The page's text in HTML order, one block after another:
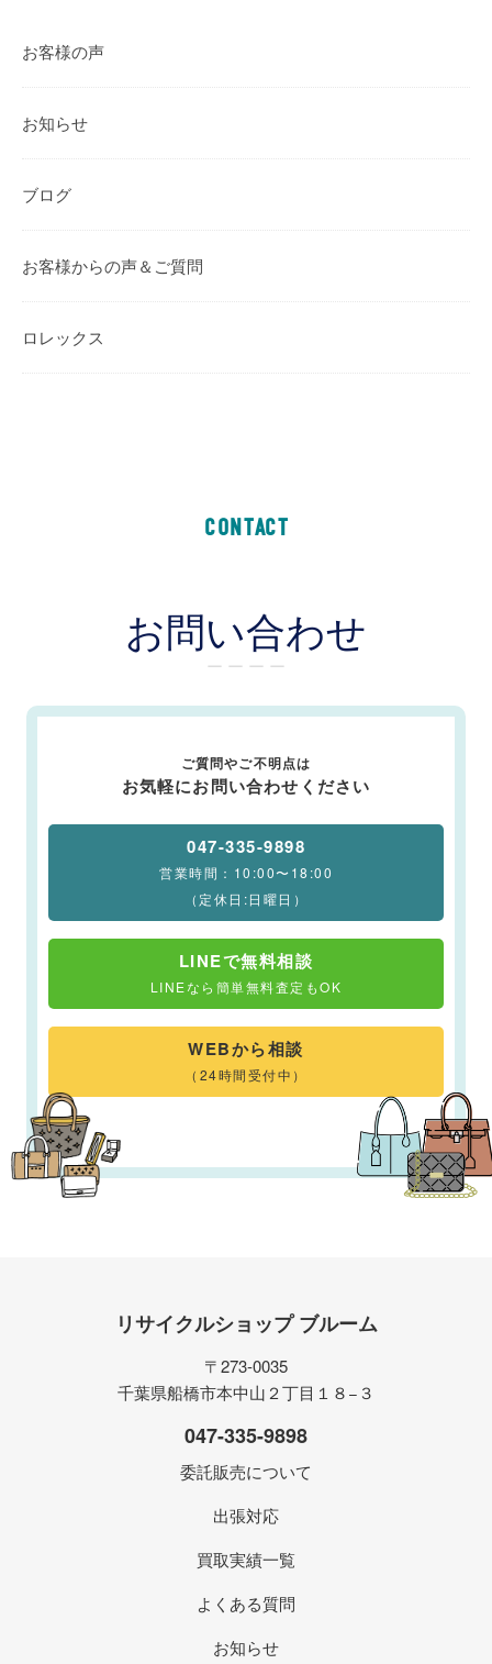
お客様の声
お知らせ
ブログ
お客様からの声＆ご質問
ロレックス
CONTACT
お問い合わせ
ー ー ー ー
ご質問やご不明点は
お気軽にお問い合わせください
047-335-9898
営業時間：10:00〜18:00
（定休日:日曜日）
LINEで無料相談
LINEなら簡単無料査定もOK
WEBから相談
（24時間受付中）
リサイクルショップ ブルーム
〒273-0035
千葉県船橋市本中山２丁目１８−３
047-335-9898
委託販売について
出張対応
買取実績一覧
よくある質問
お知らせ